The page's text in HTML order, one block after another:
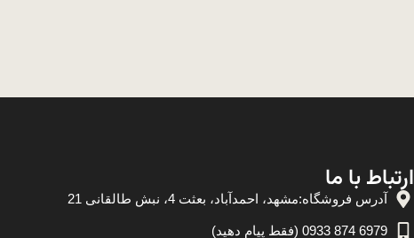
ارتباط با ما
آدرس فروشگاه:مشهد، احمدآباد، بعثت 4، نبش طالقانی 21
6979 874 0933 (فقط پیام دهید)